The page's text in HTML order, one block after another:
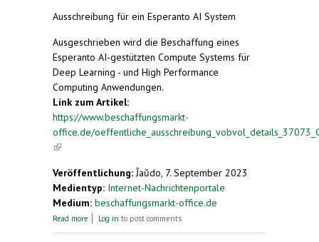
Ausschreibung für ein Esperanto AI System
Ausgeschrieben wird die Beschaffung eines
Esperanto AI-gestützten Compute Systems für
Deep Learning - und High Performance
Computing Anwendungen.
Link zum Artikel:
https://www.beschaffungsmarkt-
office.de/
(link is external)
Veröffentlichung: Ĵaŭdo, 7. September 2023
Medientyp: Internet-Nachrichtenportale
Medium: beschaffungsmarkt-office.de
Read more about Ausschreibung Region Göttingen, Höxter,
Log in to post comments